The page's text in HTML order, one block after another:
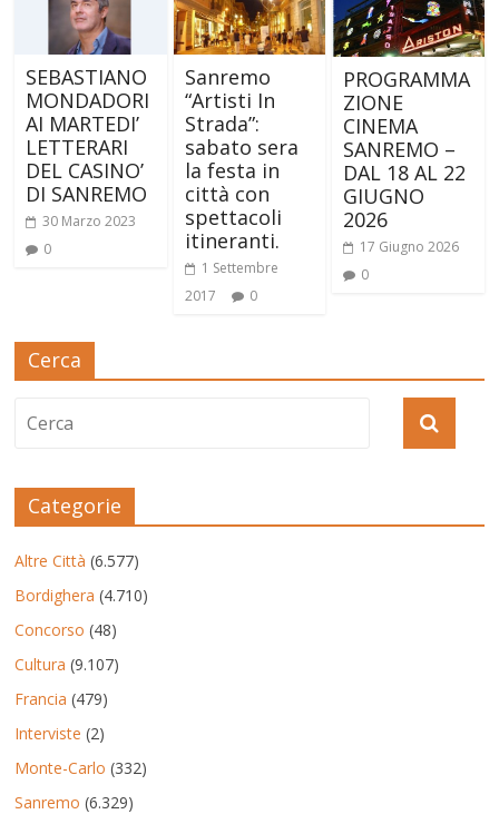
SEBASTIANO
MONDADORI
AI MARTEDI’
LETTERARI
DEL CASINO’
DI SANREMO
30 Marzo 2023
0
Sanremo
“Artisti In
Strada”:
sabato sera
la festa in
città con
spettacoli
itineranti.
1 Settembre
2017
0
PROGRAMMA
ZIONE
CINEMA
SANREMO –
DAL 18 AL 22
GIUGNO
2026
17 Giugno 2026
0
Cerca
Categorie
Altre Città (6.577)
Bordighera (4.710)
Concorso (48)
Cultura (9.107)
Francia (479)
Interviste (2)
Monte-Carlo (332)
Sanremo (6.329)